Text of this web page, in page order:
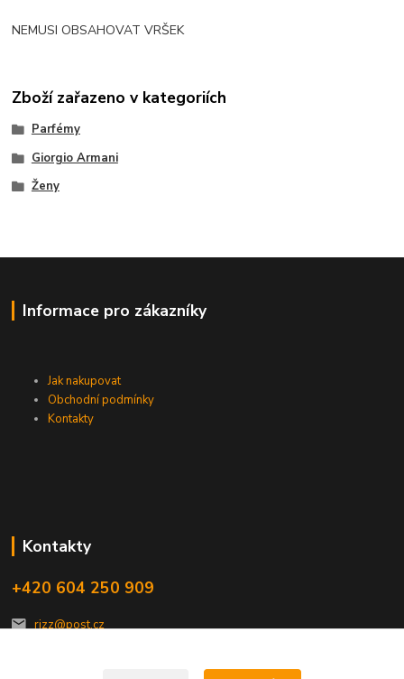
NEMUSI OBSAHOVAT VRŠEK
Zboží zařazeno v kategoriích
Parfémy
Giorgio Armani
Ženy
Informace pro zákazníky
Jak nakupovat
Obchodní podmínky
Kontakty
Kontakty
+420 604 250 909
rizz@post.cz